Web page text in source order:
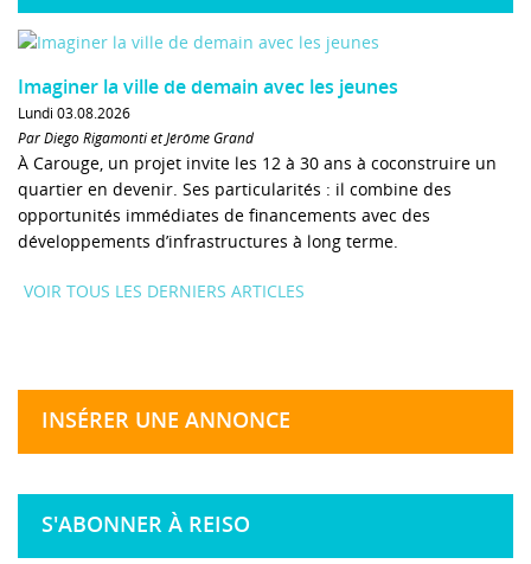
Imaginer la ville de demain avec les jeunes
Lundi 03.08.2026
Par Diego Rigamonti et Jérôme Grand
À Carouge, un projet invite les 12 à 30 ans à coconstruire un
quartier en devenir. Ses particularités : il combine des
opportunités immédiates de financements avec des
développements d’infrastructures à long terme.
VOIR TOUS LES DERNIERS ARTICLES
INSÉRER UNE ANNONCE
S'ABONNER À REISO